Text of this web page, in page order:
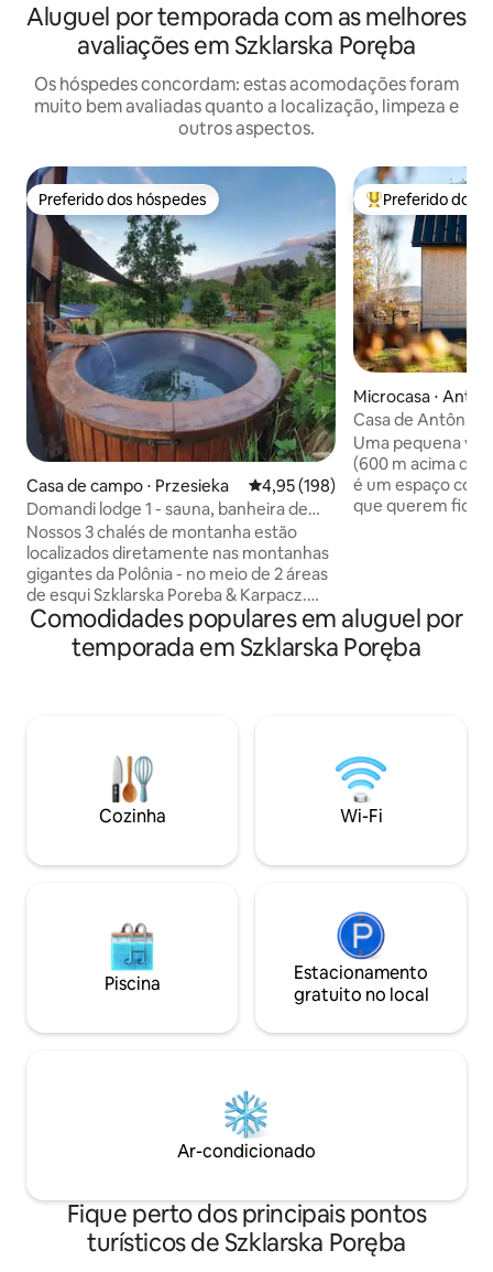
Aluguel por temporada com as melhores
avaliações em Szklarska Poręba
Os hóspedes concordam: estas acomodações foram
muito bem avaliadas quanto a localização, limpeza e
outros aspectos.
Preferido dos hóspedes
Preferido dos hóspedes
Casa de campo ⋅ Przesieka 4,95 de uma avaliação média de
4,95 (198)
Domandi lodge 1 - sauna, banheira de
hidromassagem, terraço, natureza
Nossos 3 chalés de montanha estão
localizados diretamente nas montanhas
gigantes da Polônia - no meio de 2 áreas
de esqui Szklarska Poreba & Karpacz.
Perfeito para caminhadas, esportes de
inverno e fãs da natureza. Para isso,
nossos chalés estão perfeitamente
estacionamento privativo. Perto de nós
há uma cachoeira muito famosa onde é
permitido nadar. O interior é um design
único muito aconchegante com todos
inteligente, cozinha moderna,...
Entre os
Preferido dos
Microcasa ⋅
Casa de Antônio:
Uma pequena
(600 m acima do nível
é um espaço comercial!
que querem ficar
Perto de trilhas
montanha.
temporada, é
populares na
Comodidades populares em aluguel por
temporada em Szklarska Poręba
Cozinha Wi-Fi
Piscina
Estacionamento
gratuito no local
Ar-condicionado
Fique perto dos principais pontos
turísticos de Szklarska Poręba